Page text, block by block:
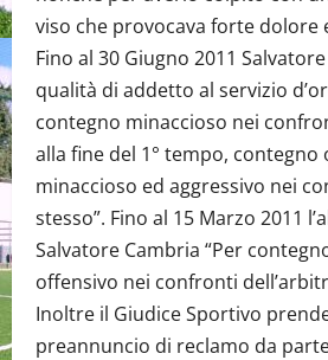
viso che provocava forte dolore
Fino al 30 Giugno 2011
qualità di addetto al servizio
contegno minaccioso nei
alla fine del 1° tempo, contegno
minaccioso ed aggressivo nei
stesso”. Fino al 15 Marzo 2011
Salvatore Cambria “Per
offensivo nei confronti
Inoltre il Giudice Sportivo
preannuncio di reclamo da